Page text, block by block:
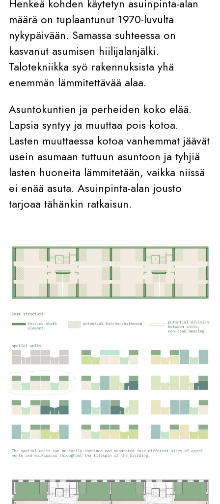
Henkeä kohden käytetyn asuinpinta-alan
määrä on tuplaantunut 1970-luvulta
nykypäivään. Samassa suhteessa on
kasvanut asumisen hiilijalanjälki.
Talotekniikka syö rakennuksista yhä
enemmän lämmitettävää alaa.
Asuntokuntien ja perheiden koko elää.
Lapsia syntyy ja muuttaa pois kotoa.
Lasten muuttaessa kotoa vanhemmat jäävät
usein asumaan tuttuun asuntoon ja tyhjiä
lasten huoneita lämmitetään, vaikka niissä
ei enää asuta. Asuinpinta-alan jousto
tarjoaa tähänkin ratkaisun.